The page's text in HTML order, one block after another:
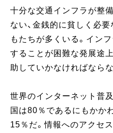
十分な交通インフラが整
ない、金銭的に貧しく必
もたちが多くいる。イン
することが困難な発展途
助していかなければならな
世界のインターネット普
国は80％であるにもかか
15％だ。情報へのアクセ